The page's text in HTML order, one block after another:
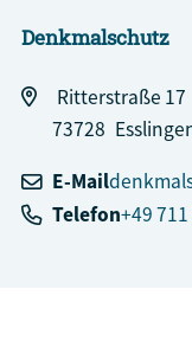
Denkmalschutz
Ritterstraße 17
73728
E-Mail
Telefon+49